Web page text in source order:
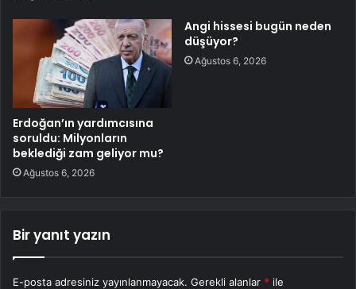
Erdoğan’ın yardımcısına
soruldu: Milyonların
beklediği zam geliyor mu?
Ağustos 6, 2026
Angi hissesi bugün neden
düşüyor?
Ağustos 6, 2026
Bir yanıt yazın
E-posta adresiniz yayınlanmayacak. Gerekli alanlar * ile